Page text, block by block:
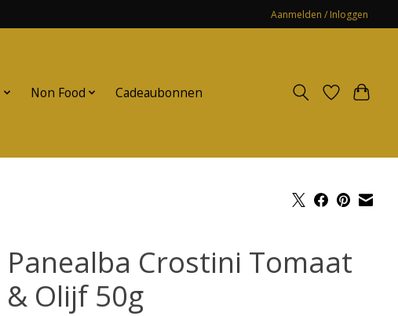
Aanmelden / Inloggen
Non Food Cadeaubonnen
Panealba Crostini Tomaat
& Olijf 50g